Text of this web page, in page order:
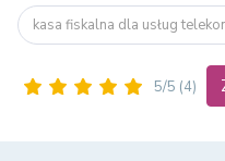
kasa fiskalna dla usług
5/5 (4)